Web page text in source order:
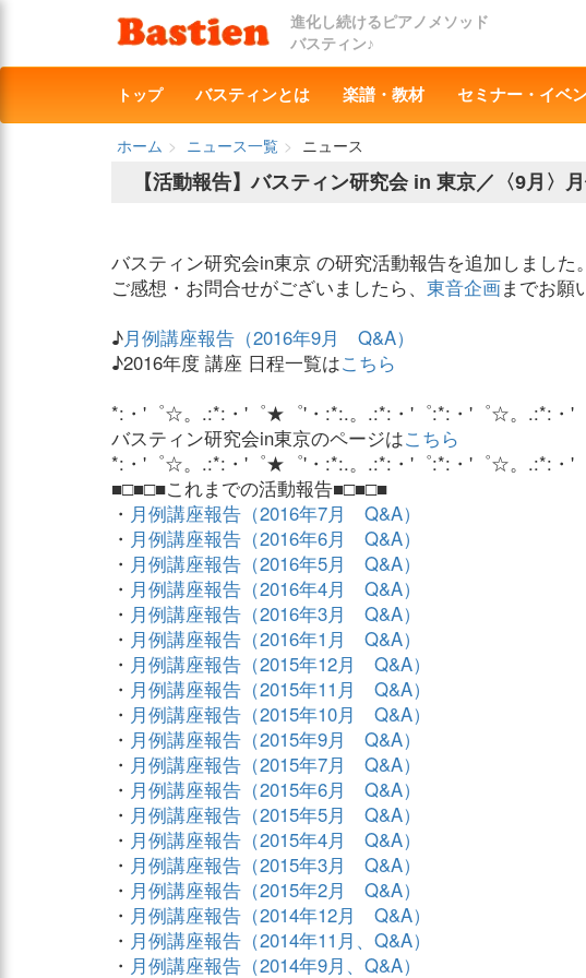
進化し続けるピアノメソッド
バスティン♪
トップ バスティンとは 楽譜・教材 セミナー・イベ
ホーム ニュース一覧
ニュース
【活動報告】バスティン研究会 in 東京／〈9月〉
バスティン研究会in東京 の研究活動報告を追加しました。
ご感想・お問合せがございましたら、 東音企画までお願
♪月例講座報告（2016年9月 Q&A）
♪2016年度 講座 日程一覧はこちら
*:・'゜☆。.:*:・'゜★゜'・:*:.。.:*:・'゜:*:・'゜☆。.:*:・'
バスティン研究会in東京のページはこちら
*:・'゜☆。.:*:・'゜★゜'・:*:.。.:*:・'゜:*:・'゜☆。.:*:・'
■□■□■これまでの活動報告■□■□■
・ 月例講座報告（2016年7月 Q&A）
・ 月例講座報告（2016年6月 Q&A）
・ 月例講座報告（2016年5月 Q&A）
・ 月例講座報告（2016年4月 Q&A）
・ 月例講座報告（2016年3月 Q&A）
・ 月例講座報告（2016年1月 Q&A）
・ 月例講座報告（2015年12月 Q&A）
・ 月例講座報告（2015年11月 Q&A）
・ 月例講座報告（2015年10月 Q&A）
・ 月例講座報告（2015年9月 Q&A）
・ 月例講座報告（2015年7月 Q&A）
・ 月例講座報告（2015年6月 Q&A）
・ 月例講座報告（2015年5月 Q&A）
・ 月例講座報告（2015年4月 Q&A）
・ 月例講座報告（2015年3月 Q&A）
・ 月例講座報告（2015年2月 Q&A）
・ 月例講座報告（2014年12月 Q&A）
・ 月例講座報告（2014年11月、Q&A）
・ 月例講座報告（2014年9月、Q&A）